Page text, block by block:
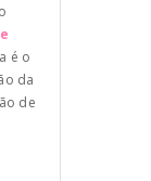
é o
da
de